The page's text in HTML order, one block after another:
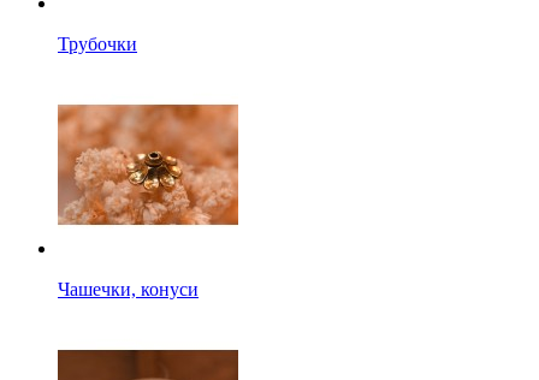
Трубочки
Чашечки, конуси